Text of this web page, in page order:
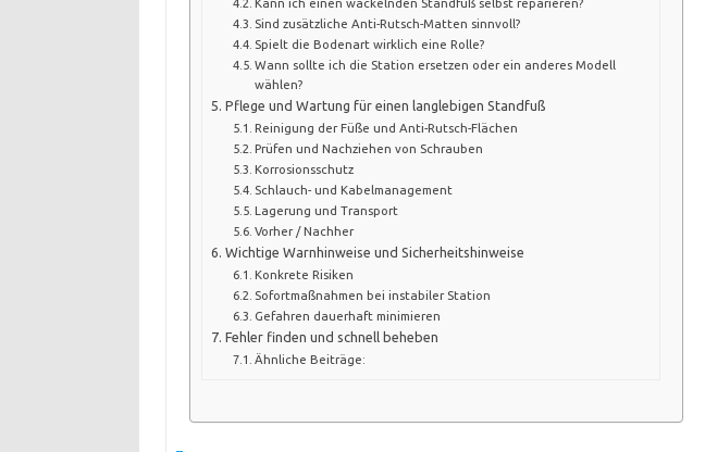
Kann ich einen wackelnden Standfuß selbst reparieren?
Sind zusätzliche Anti-Rutsch-Matten sinnvoll?
Spielt die Bodenart wirklich eine Rolle?
Wann sollte ich die Station ersetzen oder ein anderes Modell
wählen?
Pflege und Wartung für einen langlebigen Standfuß
Reinigung der Füße und Anti-Rutsch-Flächen
Prüfen und Nachziehen von Schrauben
Korrosionsschutz
Schlauch- und Kabelmanagement
Lagerung und Transport
Vorher / Nachher
Wichtige Warnhinweise und Sicherheitshinweise
Konkrete Risiken
Sofortmaßnahmen bei instabiler Station
Gefahren dauerhaft minimieren
Fehler finden und schnell beheben
Ähnliche Beiträge: